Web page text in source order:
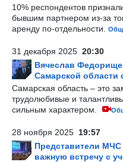
10% респондентов
бывшим партнером из-за
аренду по-отдельности.
31 декабря 2025 20:30
Вячеслав
Самарской
Самарская область – это
трудолюбивые и
сильным характером.
28 ноября 2025 19:57
Представители
важную встречу с